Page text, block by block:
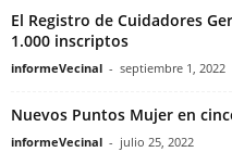
El Registro de Cuidadores
1.000 inscriptos
informeVecinal - septiembre 1, 2022
Nuevos Puntos Mujer en
informeVecinal - julio 25, 2022